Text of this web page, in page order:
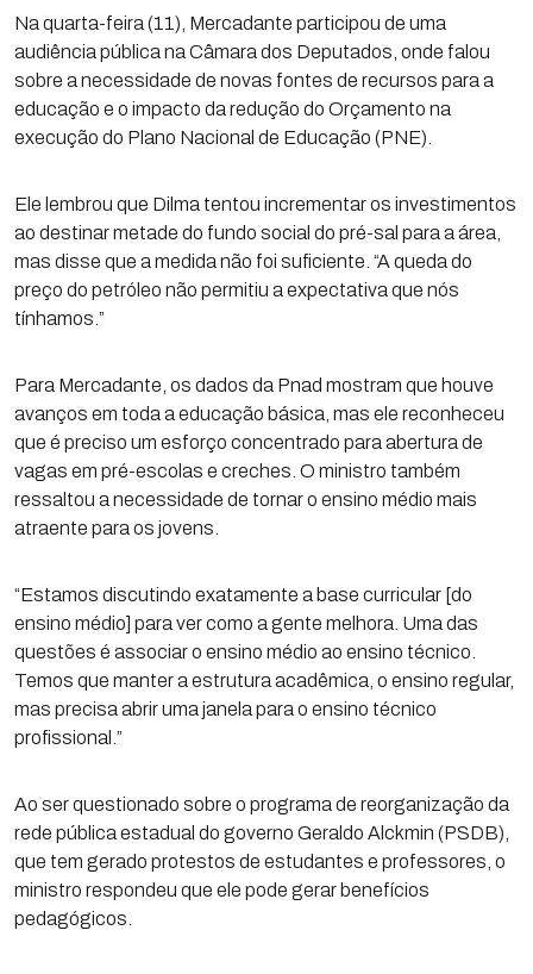
Na quarta-feira (11), Mercadante participou de uma
audiência pública na Câmara dos Deputados, onde falou
sobre a necessidade de novas fontes de recursos para a
educação e o impacto da redução do Orçamento na
execução do Plano Nacional de Educação (PNE).
Ele lembrou que Dilma tentou incrementar os investimentos
ao destinar metade do fundo social do pré-sal para a área,
mas disse que a medida não foi suficiente. “A queda do
preço do petróleo não permitiu a expectativa que nós
tínhamos.”
Para Mercadante, os dados da Pnad mostram que houve
avanços em toda a educação básica, mas ele reconheceu
que é preciso um esforço concentrado para abertura de
vagas em pré-escolas e creches. O ministro também
ressaltou a necessidade de tornar o ensino médio mais
atraente para os jovens.
“Estamos discutindo exatamente a base curricular [do
ensino médio] para ver como a gente melhora. Uma das
questões é associar o ensino médio ao ensino técnico.
Temos que manter a estrutura acadêmica, o ensino regular,
mas precisa abrir uma janela para o ensino técnico
profissional.”
Ao ser questionado sobre o programa de reorganização da
rede pública estadual do governo Geraldo Alckmin (PSDB),
que tem gerado protestos de estudantes e professores, o
ministro respondeu que ele pode gerar benefícios
pedagógicos.